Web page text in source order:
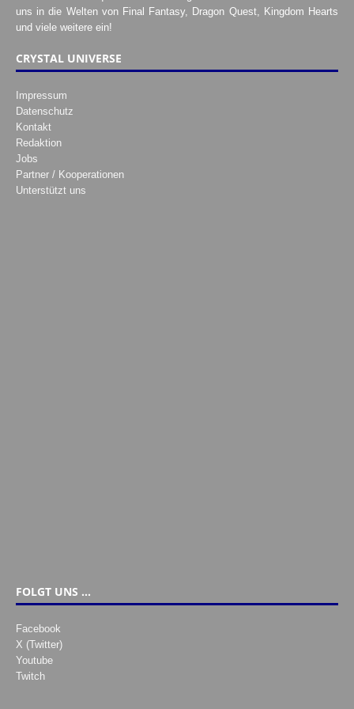
uns in die Welten von Final Fantasy, Dragon Quest, Kingdom Hearts
und viele weitere ein!
CRYSTAL UNIVERSE
Impressum
Datenschutz
Kontakt
Redaktion
Jobs
Partner / Kooperationen
Unterstützt uns
FOLGT UNS …
Facebook
X (Twitter)
Youtube
Twitch